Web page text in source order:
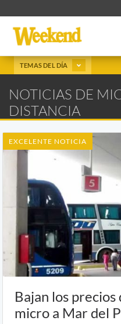
TEMAS DEL DÍA
NOTICIAS DE
DISTANCIA
EXCELENTE NOTICIA
Bajan los precios
micro a Mar del